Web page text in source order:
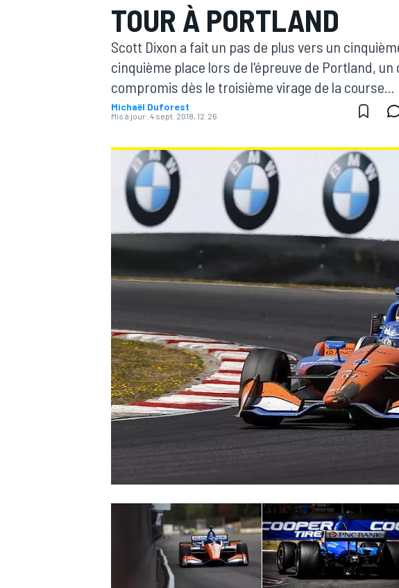
MOTOGP
WRC
TOUR À PORTLAND
Scott Dixon a fait un pas de plus vers un
cinquième place lors de l'épreuve de Portland,
compromis dès le troisième virage de la course...
Michaël Duforest
Mis à jour: 4 sept. 2018, 12:26